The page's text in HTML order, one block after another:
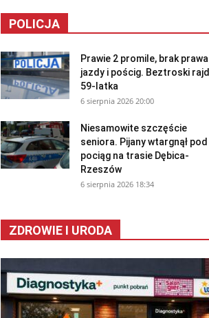
POLICJA
Prawie 2 promile, brak prawa
jazdy i pościg. Beztroski rajd
59-latka
6 sierpnia 2026 20:00
Niesamowite szczęście
seniora. Pijany wtargnął pod
pociąg na trasie Dębica-
Rzeszów
6 sierpnia 2026 18:34
ZDROWIE I URODA